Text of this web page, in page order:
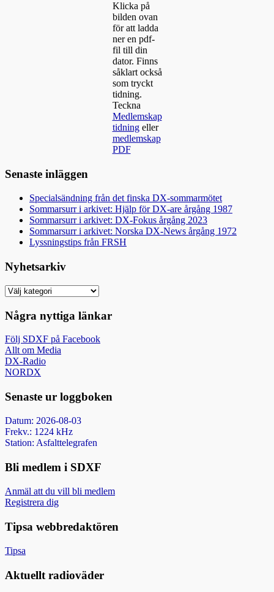
Klicka på
bilden ovan
för att ladda
ner en pdf-
fil till din
dator. Finns
såklart också
som tryckt
tidning.
Teckna
Medlemskap
tidningeller
medlemskap
PDF
Senaste inläggen
Specialsändning från det finska DX-sommarmötet
Sommarsurr i arkivet: Hjälp för DX-are årgång 1987
Sommarsurr i arkivet: DX-Fokus årgång 2023
Sommarsurr i arkivet: Norska DX-News årgång 1972
Lyssningstips från FRSH
Nyhetsarkiv
Nyhetsarkiv
Några nyttiga länkar
Följ SDXF på Facebook
Allt om Media
DX-Radio
NORDX
Senaste ur loggboken
Datum: 2026-08-03
Frekv.: 1224 kHz
Station: Asfalttelegrafen
Bli medlem i SDXF
Anmäl att du vill bli medlem
Registrera dig
Tipsa webbredaktören
Tipsa
Aktuellt radioväder